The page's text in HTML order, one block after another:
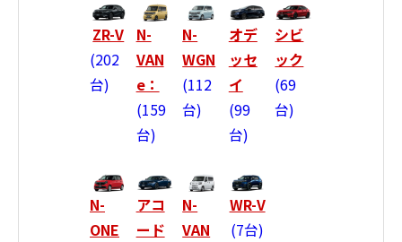
ZR-V
202
台
N-
VAN
e：
159
台
N-
WGN
112
台
オデ
ッセ
イ
99
台
シビ
ック
69
台
N-
ONE
アコ
ード
N-
VAN
WR-V
7台